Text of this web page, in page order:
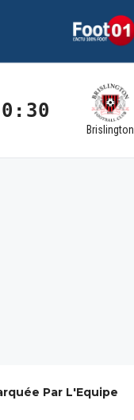
Brislington
Par L'Equipe